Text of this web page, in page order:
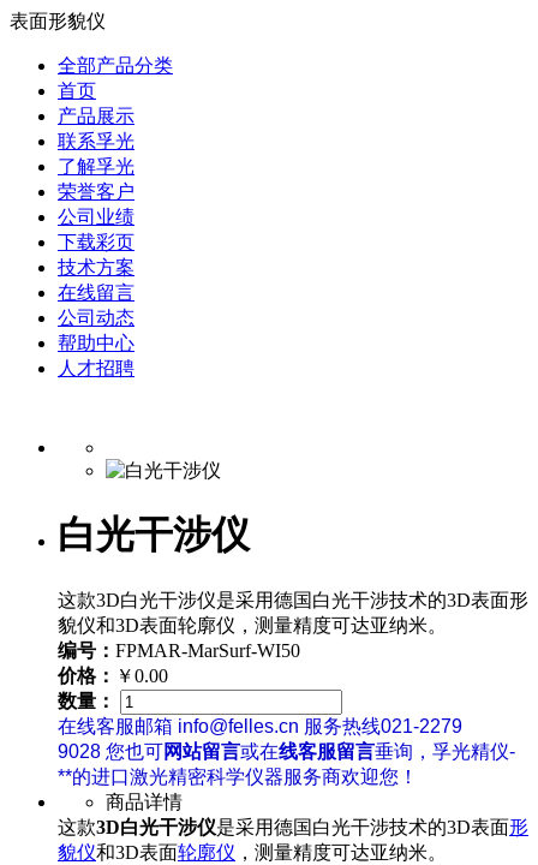
表面形貌仪
全部产品分类
首页
产品展示
联系孚光
了解孚光
荣誉客户
公司业绩
下载彩页
技术方案
在线留言
公司动态
帮助中心
人才招聘
白光干涉仪
这款3D白光干涉仪是采用德国白光干涉技术的3D表面形
貌仪和3D表面轮廓仪，测量精度可达亚纳米。
编号： FPMAR-MarSurf-WI50
价格： ￥0.00
数量：
在线客服邮箱 info@felles.cn 服务热线021-2279
9028 您也可网站留言或在线客服留言垂询，孚光精仪-
**的进口激光精密科学仪器服务商欢迎您！
商品详情
这款3D白光干涉仪是采用德国白光干涉技术的3D表面形
貌仪和3D表面轮廓仪 ，测量精度可达亚纳米。